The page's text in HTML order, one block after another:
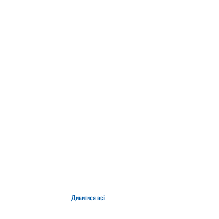
Дивитися всі